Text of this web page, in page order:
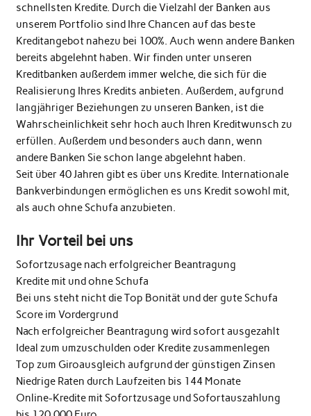
schnellsten Kredite. Durch die Vielzahl der Banken aus
unserem Portfolio sind Ihre Chancen auf das beste
Kreditangebot nahezu bei 100%. Auch wenn andere Banken
bereits abgelehnt haben. Wir finden unter unseren
Kreditbanken außerdem immer welche, die sich für die
Realisierung Ihres Kredits anbieten. Außerdem, aufgrund
langjähriger Beziehungen zu unseren Banken, ist die
Wahrscheinlichkeit sehr hoch auch Ihren Kreditwunsch zu
erfüllen. Außerdem und besonders auch dann, wenn
andere Banken Sie schon lange abgelehnt haben.
Seit über 40 Jahren gibt es über uns Kredite. Internationale
Bankverbindungen ermöglichen es uns Kredit sowohl mit,
als auch ohne Schufa anzubieten.
Ihr Vorteil bei uns
Sofortzusage nach erfolgreicher Beantragung
Kredite mit und ohne Schufa
Bei uns steht nicht die Top Bonität und der gute Schufa
Score im Vordergrund
Nach erfolgreicher Beantragung wird sofort ausgezahlt
Ideal zum umzuschulden oder Kredite zusammenlegen
Top zum Giroausgleich aufgrund der günstigen Zinsen
Niedrige Raten durch Laufzeiten bis 144 Monate
Online-Kredite mit Sofortzusage und Sofortauszahlung